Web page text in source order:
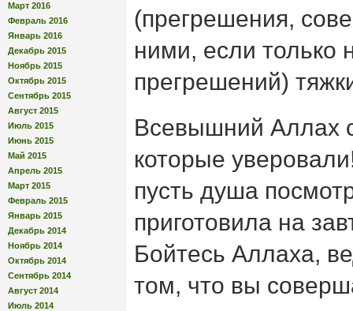
Март 2016
Февраль 2016
Январь 2016
Декабрь 2015
Ноябрь 2015
Октябрь 2015
Сентябрь 2015
Август 2015
Июль 2015
Июнь 2015
Май 2015
Апрель 2015
Март 2015
Февраль 2015
Январь 2015
Декабрь 2014
Ноябрь 2014
Октябрь 2014
Сентябрь 2014
Август 2014
Июль 2014
(прегрешения,
ними, если только
прегрешений)
Всевышний Аллах
которые
пусть душа
приготовила на
Бойтесь Аллаха,
том, что вы